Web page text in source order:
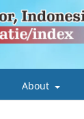
About